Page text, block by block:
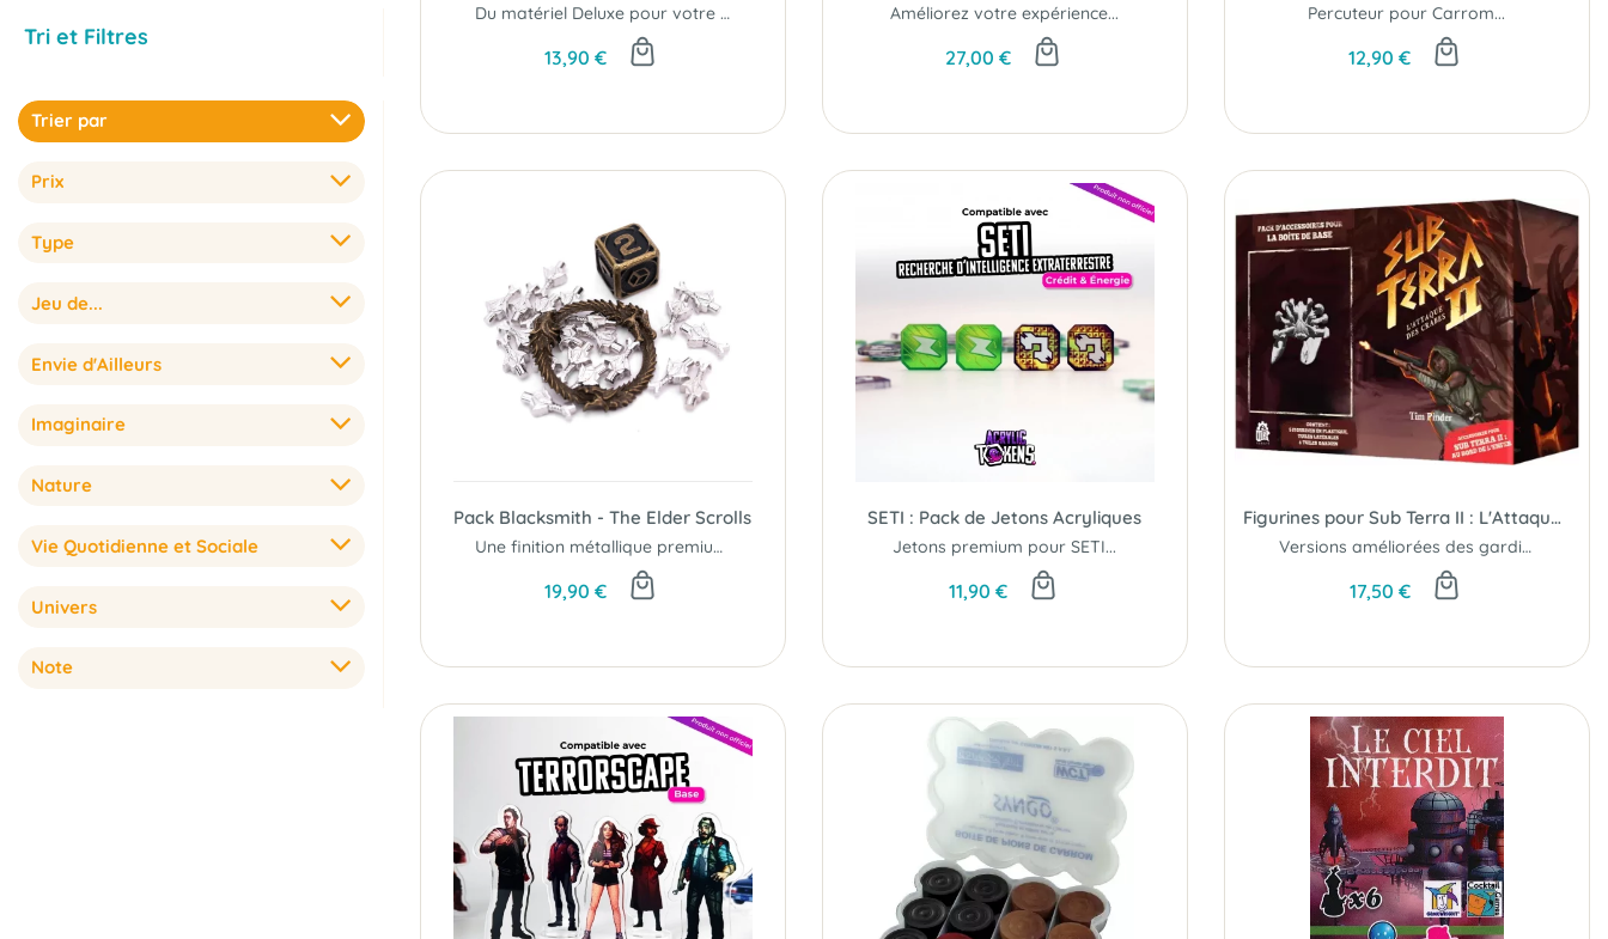
Tri et Filtres
Trier par
Prix
Type
Jeu de...
Envie d'Ailleurs
Imaginaire
Nature
Vie Quotidienne et Sociale
Univers
Note
Du matériel Deluxe pour votre lapinopole !
13,90 €
Améliorez votre expérience...
27,00 €
Percuteur pour Carrom...
12,90 €
Pack Blacksmith - The Elder Scrolls
Une finition métallique premium pour vos aventures en Tamriel.
19,90 €
SETI : Pack de Jetons Acryliques
Jetons premium pour SETI...
11,90 €
Figurines pour Sub Terra II : L'Attaque des Crabes
Versions améliorées des gardiens du jeu de base...
17,50 €